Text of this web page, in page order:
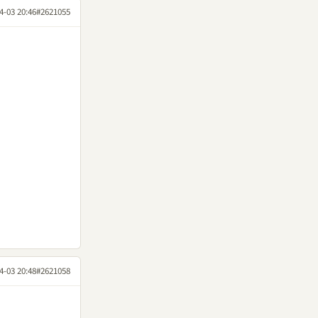
03 20:46#2621055
03 20:48#2621058